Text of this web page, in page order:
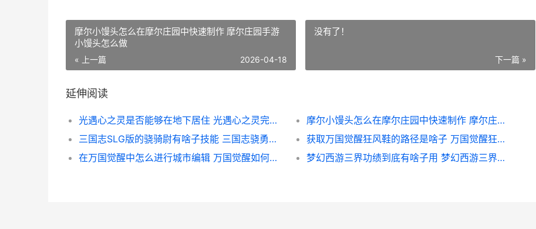
摩尔小馒头怎么在摩尔庄园中快速制作 摩尔庄园手游
小馒头怎么做
« 上一篇 2026-04-18
没有了！
下一篇 »
延伸阅读
光遇心之灵是否能够在地下居住 光遇心之灵完了是什么
摩尔小馒头怎么在摩尔庄园中快速制作 摩尔庄园手游小馒头怎么做
三国志SLG版的骁骑尉有啥子技能 三国志骁勇善战
获取万国觉醒狂风鞋的路径是啥子 万国觉醒狂热条件
在万国觉醒中怎么进行城市编辑 万国觉醒如何觉醒武将
梦幻西游三界功绩到底有啥子用 梦幻西游三界功绩